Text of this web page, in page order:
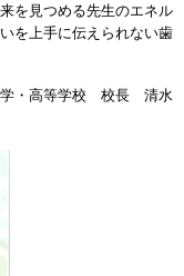
を見つめる先生のエネル
を上手に伝えられない歯
学・高等学校 校長 清水